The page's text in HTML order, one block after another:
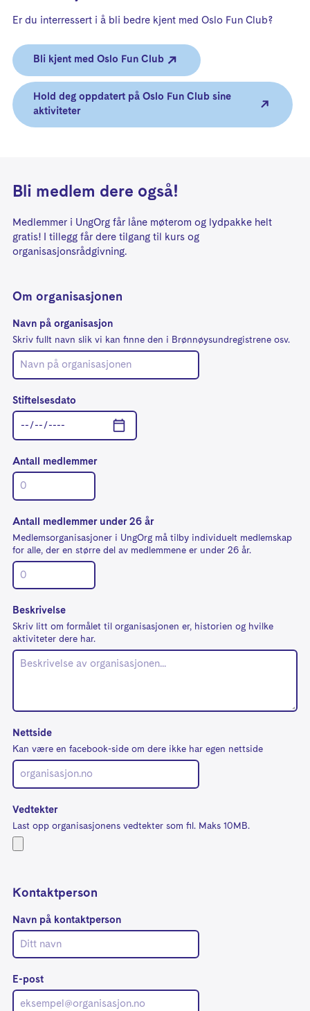
Er du interressert i å bli bedre kjent med Oslo Fun Club?
Bli kjent med Oslo Fun Club
Hold deg oppdatert på Oslo Fun Club sine
aktiviteter
Bli medlem dere også!
Medlemmer i UngOrg får låne møterom og lydpakke helt
gratis! I tillegg får dere tilgang til kurs og
organisasjonsrådgivning.
Om organisasjonen
Navn på organisasjon
Skriv fullt navn slik vi kan finne den i Brønnøysundregistrene osv.
Stiftelsesdato
Antall medlemmer
Antall medlemmer under 26 år
Medlemsorganisasjoner i UngOrg må tilby individuelt medlemskap
for alle, der en større del av medlemmene er under 26 år.
Beskrivelse
Skriv litt om formålet til organisasjonen er, historien og hvilke
aktiviteter dere har.
Nettside
Kan være en facebook-side om dere ikke har egen nettside
Vedtekter
Last opp organisasjonens vedtekter som fil. Maks 10MB.
Kontaktperson
Navn på kontaktperson
E-post